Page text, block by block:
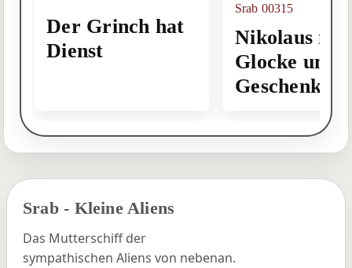
Der Grinch hat
Dienst
Srab 00315
Nikolaus mit
Glocke und
Srab - Kleine Aliens
Das Mutterschiff der
sympathischen Aliens von nebenan.